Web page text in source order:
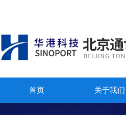
首页 关于我们